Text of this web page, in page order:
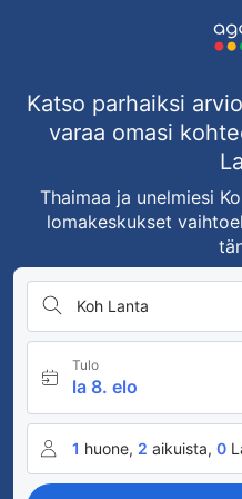
Katso parhaiksi
varaa omasi
Thaimaa ja unelmiesi
lomakeskukset
Koh Lanta
Tulo
la 8. elo
1 huone, 2 aikuista, 0